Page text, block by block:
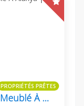
PROPRIÉTÉS PRÊTES
Appartement 2+1 Meublé À Alanya | Konak Twin Towers 3